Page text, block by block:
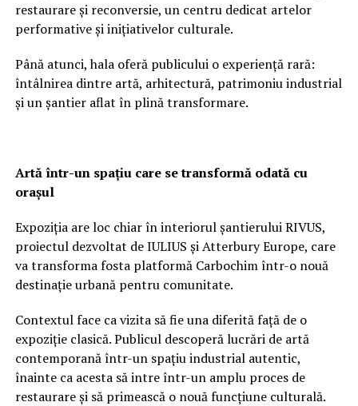
restaurare și reconversie, un centru dedicat artelor
performative și inițiativelor culturale.
Până atunci, hala oferă publicului o experiență rară:
întâlnirea dintre artă, arhitectură, patrimoniu industrial
și un șantier aflat în plină transformare.
Artă într-un spațiu care se transformă odată cu
orașul
Expoziția are loc chiar în interiorul șantierului RIVUS,
proiectul dezvoltat de IULIUS și Atterbury Europe, care
va transforma fosta platformă Carbochim într-o nouă
destinație urbană pentru comunitate.
Contextul face ca vizita să fie una diferită față de o
expoziție clasică. Publicul descoperă lucrări de artă
contemporană într-un spațiu industrial autentic,
înainte ca acesta să intre într-un amplu proces de
restaurare și să primească o nouă funcțiune culturală.